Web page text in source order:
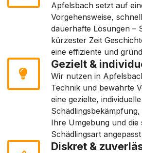
Apfelsbach setzt auf
Vorgehensweise,
dauerhafte Lösungen –
kürzester Zeit
eine effiziente und
Gezielt &
Wir nutzen in
Technik und bewährte
eine gezielte, individuelle
Ihre Umgebung und die
Schädlingsart angepasst
Diskret &